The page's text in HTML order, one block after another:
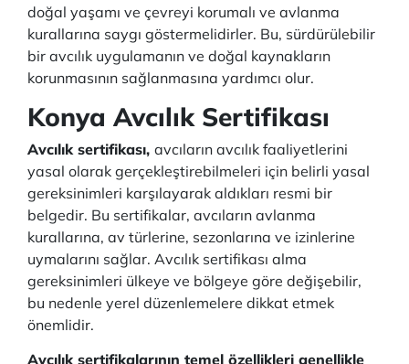
doğal yaşamı ve çevreyi korumalı ve avlanma
kurallarına saygı göstermelidirler. Bu, sürdürülebilir
bir avcılık uygulamanın ve doğal kaynakların
korunmasının sağlanmasına yardımcı olur.
Konya Avcılık Sertifikası
Avcılık sertifikası, avcıların avcılık faaliyetlerini
yasal olarak gerçekleştirebilmeleri için belirli yasal
gereksinimleri karşılayarak aldıkları resmi bir
belgedir. Bu sertifikalar, avcıların avlanma
kurallarına, av türlerine, sezonlarına ve izinlerine
uymalarını sağlar. Avcılık sertifikası alma
gereksinimleri ülkeye ve bölgeye göre değişebilir,
bu nedenle yerel düzenlemelere dikkat etmek
önemlidir.
Avcılık sertifikalarının temel özellikleri genellikle